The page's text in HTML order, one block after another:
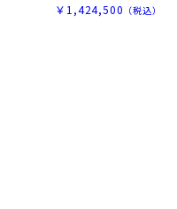
￥1,424,500 （税込）